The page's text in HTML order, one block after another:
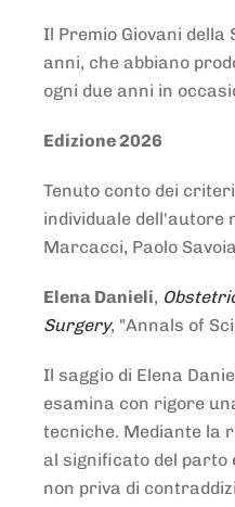
Il Premio Giovani
anni, che abbiano
ogni due anni in
Edizione 2026
Tenuto conto dei
individuale dell'autore
Marcacci, Paolo
Elena Danieli,
Surgery, "Annals of
Il saggio di Elena
esamina con rigore
tecniche. Mediante la
al significato del parto
non priva di